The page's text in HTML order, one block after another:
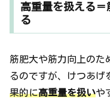
高重量を扱える＝
る
筋肥大や筋力向上のた
るのですが、けつあげ
果的に高重量を扱いや